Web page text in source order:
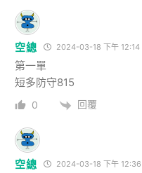
空總 2024-03-18 下午 12:14
第一單
短多防守815
0 回覆
空總 2024-03-18 下午 12:36